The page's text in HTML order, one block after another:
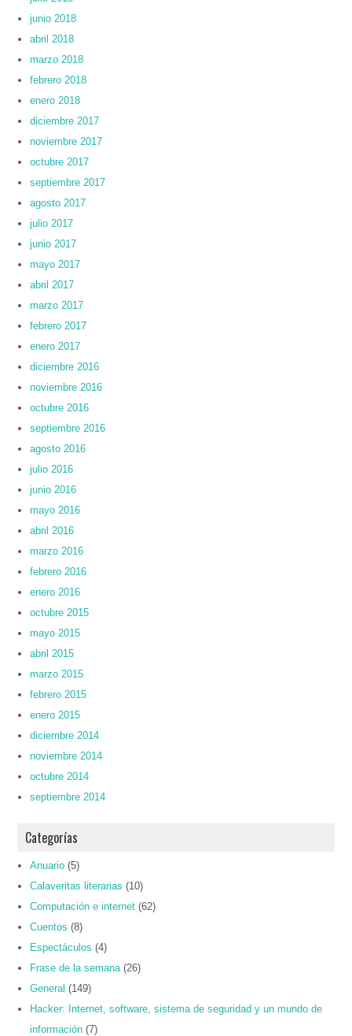
junio 2018
abril 2018
marzo 2018
febrero 2018
enero 2018
diciembre 2017
noviembre 2017
octubre 2017
septiembre 2017
agosto 2017
julio 2017
junio 2017
mayo 2017
abril 2017
marzo 2017
febrero 2017
enero 2017
diciembre 2016
noviembre 2016
octubre 2016
septiembre 2016
agosto 2016
julio 2016
junio 2016
mayo 2016
abril 2016
marzo 2016
febrero 2016
enero 2016
octubre 2015
mayo 2015
abril 2015
marzo 2015
febrero 2015
enero 2015
diciembre 2014
noviembre 2014
octubre 2014
septiembre 2014
Categorías
Anuario (5)
Calaveritas literarias (10)
Computación e internet (62)
Cuentos (8)
Espectáculos (4)
Frase de la semana (26)
General (149)
Hacker: Internet, software, sistema de seguridad y un mundo de
información (7)